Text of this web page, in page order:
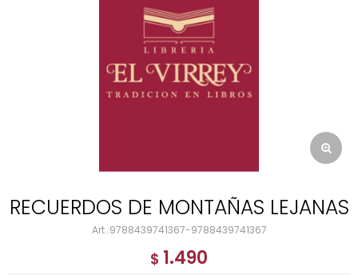
RECUERDOS DE MONTAÑAS LEJANAS
9788439741367-9788439741367
$ 1.490